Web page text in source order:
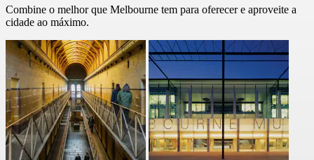
Combine o melhor que Melbourne tem para oferecer e aproveite a
cidade ao máximo.